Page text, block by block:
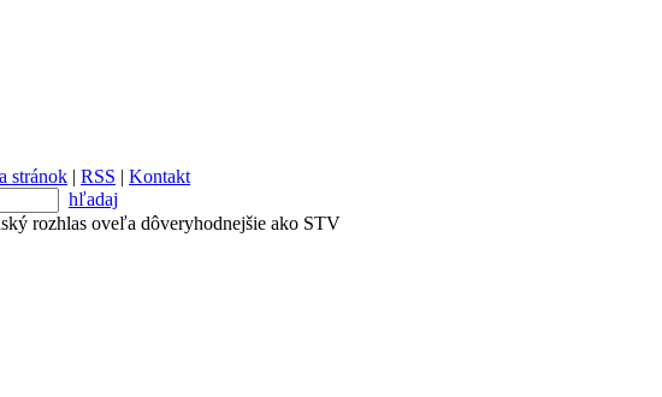
stránok | RSS | Kontakt
hľadaj
rozhlas oveľa dôveryhodnejšie ako STV